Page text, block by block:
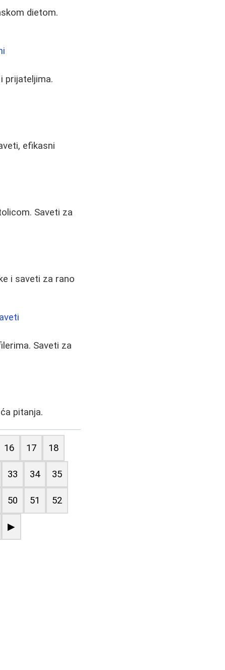
dietom.
prijateljima.
efikasni
Saveti za
i saveti za rano
Saveti za
pitanja.
16 17 18
33 34 35
50 51 52
▶